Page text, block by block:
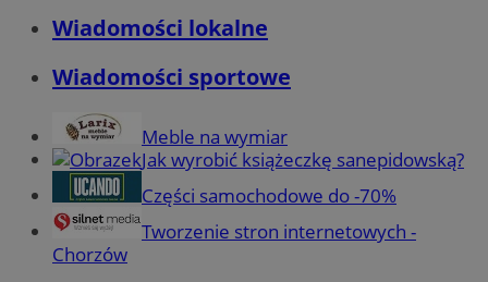
Wiadomości lokalne
Wiadomości sportowe
Meble na wymiar
Jak wyrobić książeczkę sanepidowską?
Części samochodowe do -70%
Tworzenie stron internetowych -
Chorzów